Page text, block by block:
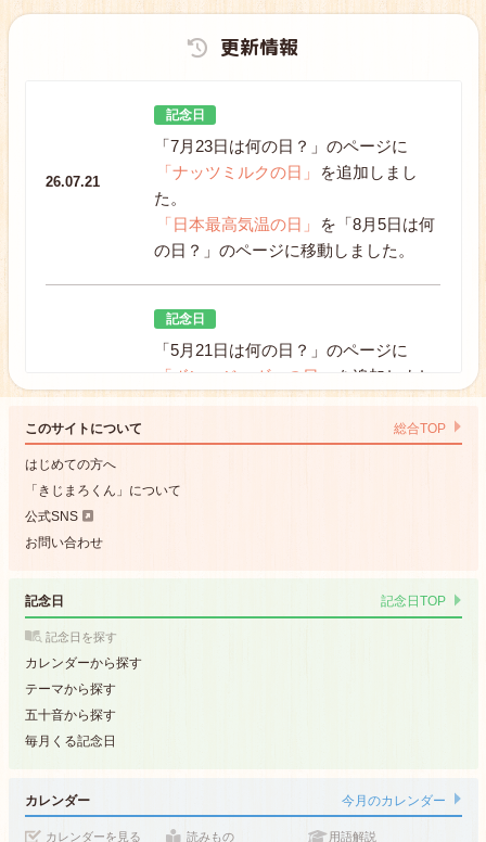
更新情報
26.07.21
記念日
「7月23日は何の日？」のページに
「ナッツミルクの日」
を追加しまし
た。
「日本最高気温の日」
を「8月5日は何
の日？」のページに移動しました。
26.07.01
記念日
「5月21日は何の日？」のページに
「ボン・ジョヴィの日」
を追加しまし
た。
「8月23日は何の日？」のページに
26.06.19
歴史、仮装の意味とは」のページを公
26.05.25
「6月10日は何の日？」のページに
このサイトについて 総合TOP
はじめての方へ
「きじまろくん」について
公式SNS
お問い合わせ
記念日 記念日TOP
記念日を探す
カレンダーから探す
テーマから探す
五十音から探す
毎月くる記念日
カレンダー 今月のカレンダー
カレンダーを見る 読みもの 用語解説